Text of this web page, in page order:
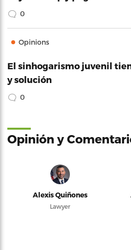
0
Opinions
El sinhogarismo juvenil
y solución
0
Opinión y
Alexis Quiñones
Lawyer